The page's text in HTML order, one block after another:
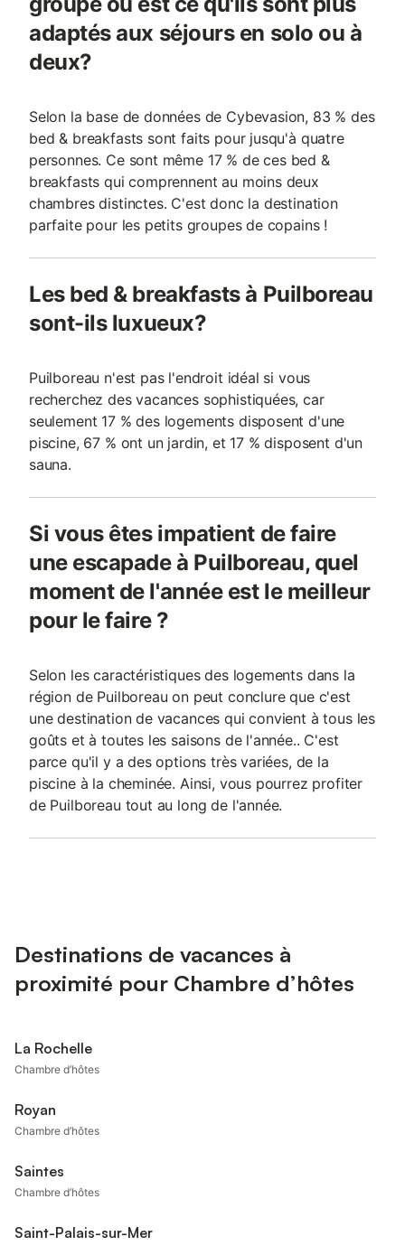
adaptés aux séjours en solo ou à
deux?
Selon la base de données de Cybevasion, 83 % des
bed & breakfasts sont faits pour jusqu'à quatre
personnes. Ce sont même 17 % de ces bed &
breakfasts qui comprennent au moins deux
chambres distinctes. C'est donc la destination
parfaite pour les petits groupes de copains !
Les bed & breakfasts à Puilboreau
sont-ils luxueux?
Puilboreau n'est pas l'endroit idéal si vous
recherchez des vacances sophistiquées, car
seulement 17 % des logements disposent d'une
piscine, 67 % ont un jardin, et 17 % disposent d'un
sauna.
Si vous êtes impatient de faire
une escapade à Puilboreau, quel
moment de l'année est le meilleur
pour le faire ?
Selon les caractéristiques des logements dans la
région de Puilboreau on peut conclure que c'est
une destination de vacances qui convient à tous les
goûts et à toutes les saisons de l'année.. C'est
parce qu'il y a des options très variées, de la
piscine à la cheminée. Ainsi, vous pourrez profiter
de Puilboreau tout au long de l'année.
Destinations de vacances à
proximité pour Chambre d’hôtes
La Rochelle
Chambre d’hôtes
Royan
Chambre d’hôtes
Saintes
Chambre d’hôtes
Saint-Palais-sur-Mer